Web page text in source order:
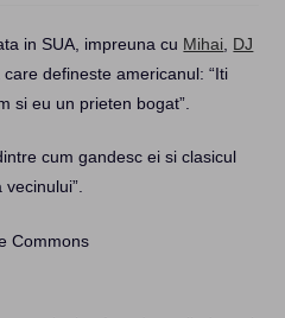
in SUA, impreuna cu Mihai DJ
care defineste americanul: “Iti
si eu un prieten bogat”.
cum gandesc ei si clasicul